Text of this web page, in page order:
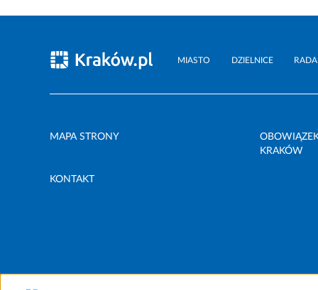
MIASTO DZIELNICE
MAPA STRONY
KRAKÓW
KONTAKT